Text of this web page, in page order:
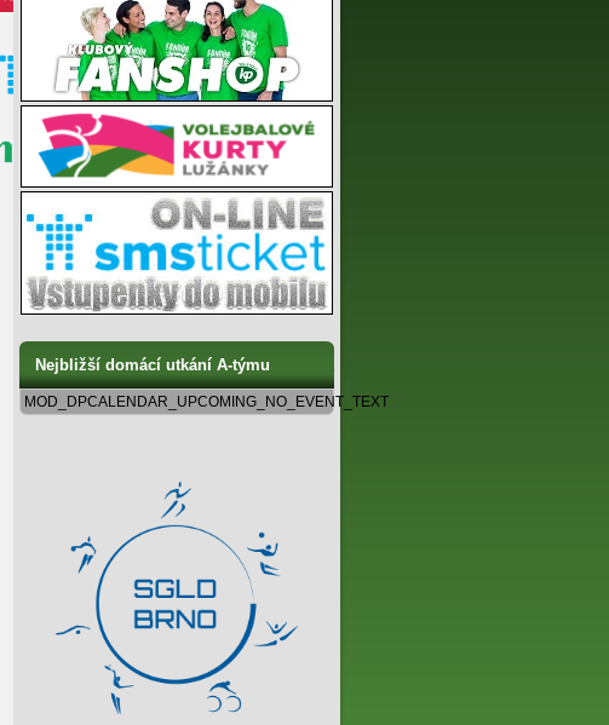
Nejbližší domácí utkání A-týmu
MOD_DPCALENDAR_UPCOMING_NO_EVENT_TEXT